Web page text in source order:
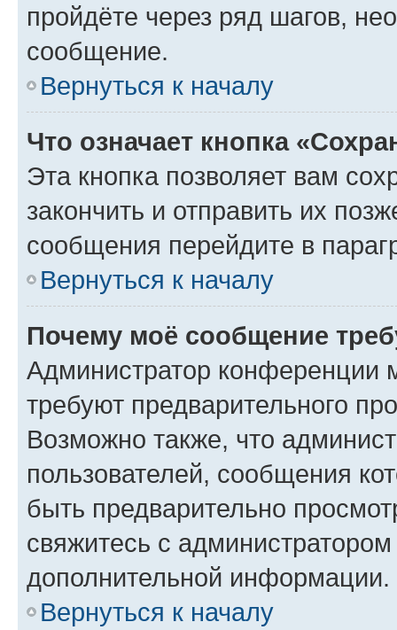
пройдёте через ряд шагов,
сообщение.
Вернуться к началу
Что означает кнопка
Эта кнопка позволяет вам
закончить и отправить их
сообщения перейдите в
Вернуться к началу
Почему моё сообщение
Администратор конференции
требуют предварительного
Возможно также, что
пользователей, сообщения
быть предварительно
свяжитесь с
дополнительной информации.
Вернуться к началу